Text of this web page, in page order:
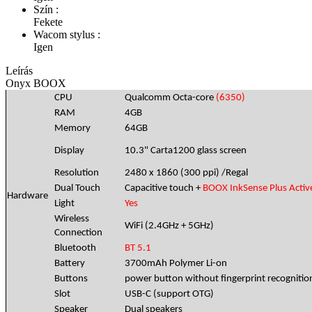
Szín :
Fekete
Wacom stylus :
Igen
Leírás
Onyx BOOX
Hardware
CPU Qualcomm Octa-core (6350)
RAM
4GB
Memory
64GB
Display 10.3" Carta1200 glass screen
Resolution
2480 x 1860 (300 ppi) /Regal
Dual Touch
Capacitive touch + BOOX InkSense Plus
Light
Yes
Wireless
Connection
WiFi (2.4GHz + 5GHz)
Bluetooth
BT 5.1
Battery
3700mAh Polymer Li-on
Buttons
power button without fingerprint
Slot
USB-C (support OTG)
Speaker
Dual speakers